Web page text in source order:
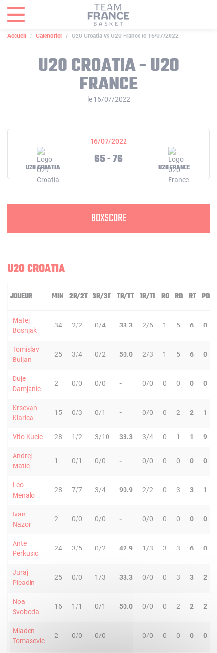
Accueil Calendrier U20 Croatia vs U20 France le 16/07/2022
U20 CROATIA - U20
FRANCE
le 16/07/2022
16/07/2022
U20 CROATIA
65 - 76
U20 FRANCE
BOXSCORE
U20 CROATIA
JOUEUR MIN 2R/2T 3R/3T TR/TT 1R/1T RO RD RT PD
Matej
Bosnjak
34 2/2 0/4 33.3 2/6 1 5 6 0
Tomislav
Buljan
25 3/4 0/2 50.0 2/3 1 5 6 0
Duje
Damjanic
2 0/0 0/0 - 0/0 0 0 0 0
Krsevan
Klarica
15 0/3 0/1 - 0/0 0 2 2 1
Vito Kucic 28 1/2 3/10 33.3 3/4 0 1 1 9
Andrej
Matic
1 0/1 0/0 - 0/0 0 0 0 0
Leo
Menalo
28 7/7 3/4 90.9 2/2 0 3 3 1
Ivan
Nazor
2 0/0 0/0 - 0/0 0 0 0 0
Ante
Perkusic
24 3/5 0/2 42.9 1/3 3 3 6 0
Juraj
Pleadin
25 0/0 1/3 33.3 0/0 0 3 3 2
Noa
Svoboda
16 1/1 0/1 50.0 0/0 0 2 2 2
Mladen
Tomasevic
2 0/0 0/0 - 0/0 0 0 0 0
Panneau de gestion des cookies